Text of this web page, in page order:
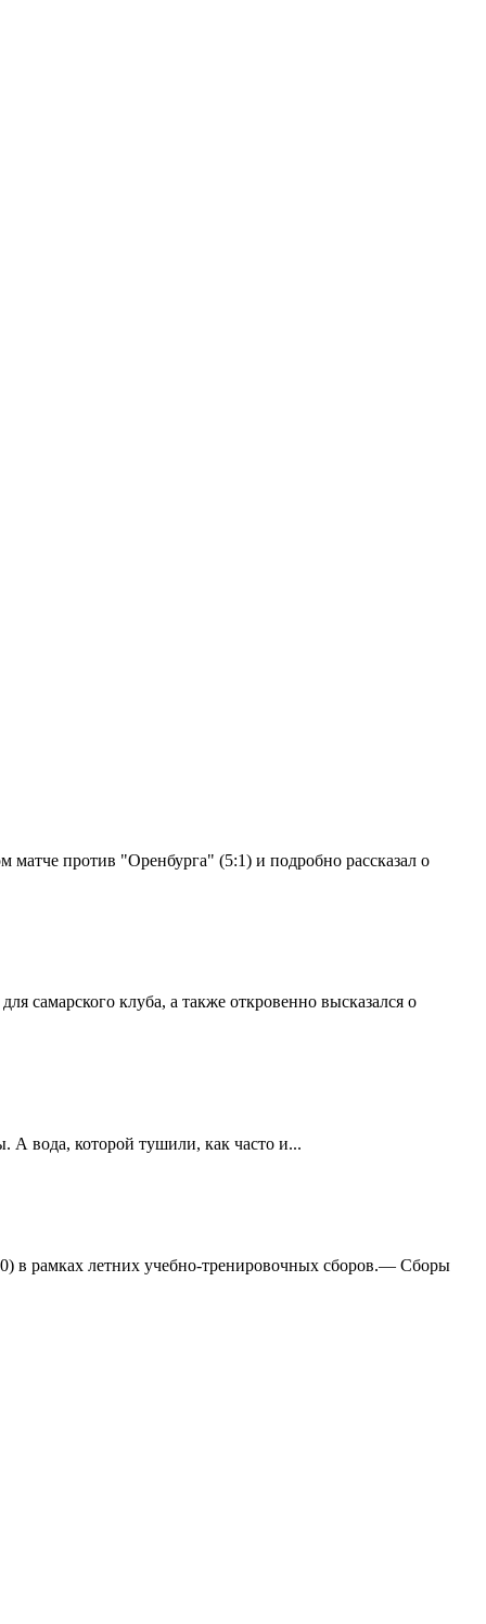
матче против "Оренбурга" (5:1) и подробно рассказал о
самарского клуба, а также откровенно высказался о
вода, которой тушили, как часто и...
в рамках летних учебно-тренировочных сборов.— Сборы